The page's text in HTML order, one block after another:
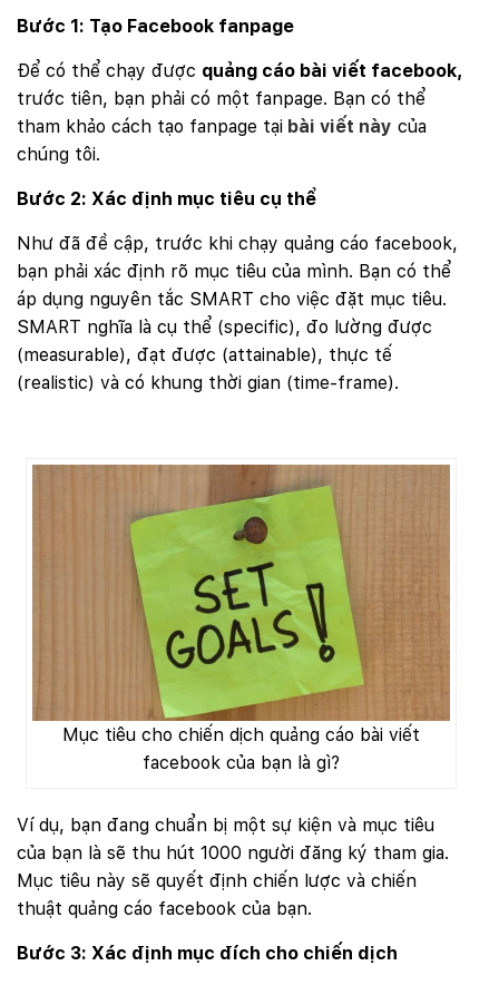
Bước 1: Tạo Facebook fanpage
Để có thể chạy được quảng cáo bài viết facebook,
trước tiên, bạn phải có một fanpage. Bạn có thể
tham khảo cách tạo fanpage tại bài viết này của
chúng tôi.
Bước 2: Xác định mục tiêu cụ thể
Như đã đề cập, trước khi chạy quảng cáo facebook,
bạn phải xác định rõ mục tiêu của mình. Bạn có thể
áp dụng nguyên tắc SMART cho việc đặt mục tiêu.
SMART nghĩa là cụ thể (specific), đo lường được
(measurable), đạt được (attainable), thực tế
(realistic) và có khung thời gian (time-frame).
Mục tiêu cho chiến dịch quảng cáo bài viết
facebook của bạn là gì?
Ví dụ, bạn đang chuẩn bị một sự kiện và mục tiêu
của bạn là sẽ thu hút 1000 người đăng ký tham gia.
Mục tiêu này sẽ quyết định chiến lược và chiến
thuật quảng cáo facebook của bạn.
Bước 3: Xác định mục đích cho chiến dịch